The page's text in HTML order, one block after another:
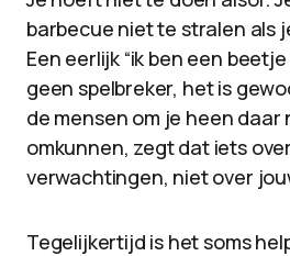
barbecue niet te stralen als
Een eerlijk “ik ben een
geen spelbreker, het is
de mensen om je heen daar
omkunnen, zegt dat iets
verwachtingen, niet over
Tegelijkertijd is het soms